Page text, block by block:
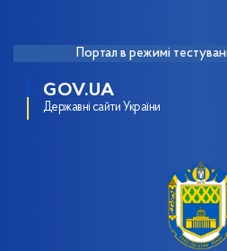
Портал в режимі
GOV.UA
Державні сайти України